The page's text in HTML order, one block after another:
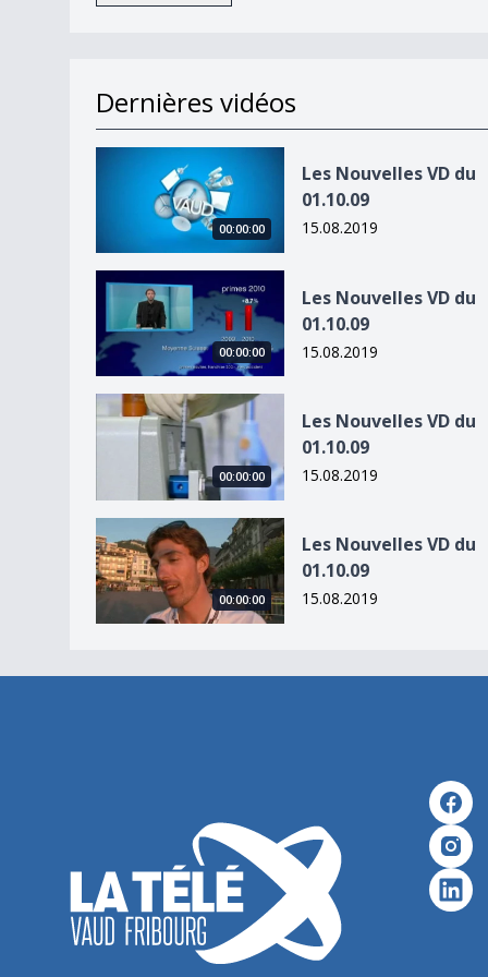
Dernières vidéos
Les Nouvelles VD du 01.10.09
00:00:00
Les Nouvelles VD du
01.10.09
15.08.2019
Les Nouvelles VD du 01.10.09
00:00:00
Les Nouvelles VD du
01.10.09
15.08.2019
Les Nouvelles VD du 01.10.09
00:00:00
Les Nouvelles VD du
01.10.09
15.08.2019
Les Nouvelles VD du 01.10.09
00:00:00
Les Nouvelles VD du
01.10.09
15.08.2019